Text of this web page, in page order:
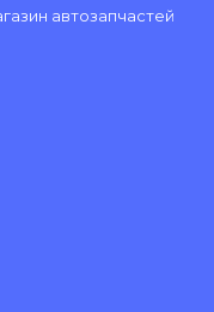
автозапчастей